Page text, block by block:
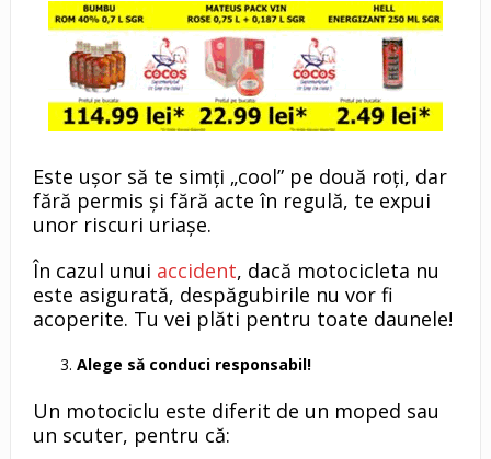
Este ușor să te simți „cool” pe două roți, dar
fără permis și fără acte în regulă, te expui
unor riscuri uriașe.
În cazul unui accident, dacă motocicleta nu
este asigurată, despăgubirile nu vor fi
acoperite. Tu vei plăti pentru toate daunele!
Alege să conduci responsabil!
Un motociclu este diferit de un moped sau
un scuter, pentru că: